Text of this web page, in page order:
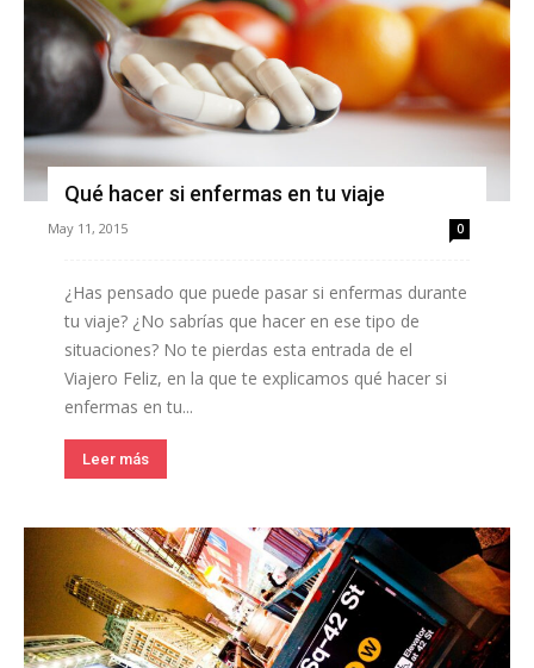
Qué hacer si enfermas en tu viaje
May 11, 2015 0
¿Has pensado que puede pasar si enfermas durante
tu viaje? ¿No sabrías que hacer en ese tipo de
situaciones? No te pierdas esta entrada de el
Viajero Feliz, en la que te explicamos qué hacer si
enfermas en tu...
Leer más